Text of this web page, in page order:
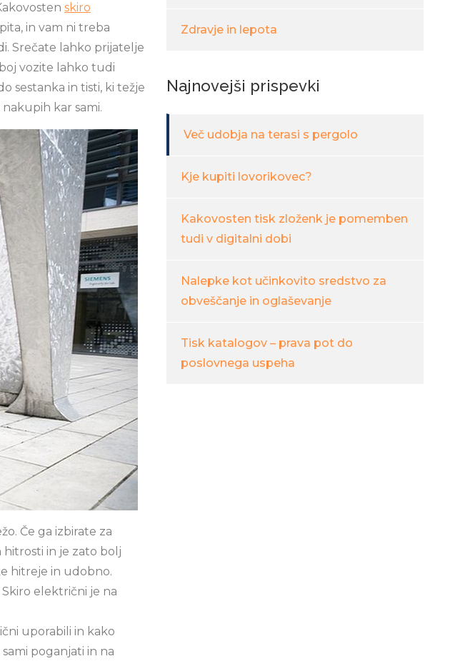
skiro
in vam ni treba
Srečate lahko prijatelje
vozite lahko tudi
sestanka in tisti, ki težje
kar sami.
Če ga izbirate za
hitrosti in je zato bolj
hitreje in udobno.
električni je na
uporabili in kako
poganjati in na
Zdravje in lepota
Najnovejši prispevki
Več udobja na terasi s pergolo
Kje kupiti lovorikovec?
Kakovosten tisk zloženk je pomemben
tudi v digitalni dobi
Nalepke kot učinkovito sredstvo za
obveščanje in oglaševanje
Tisk katalogov – prava pot do
poslovnega uspeha